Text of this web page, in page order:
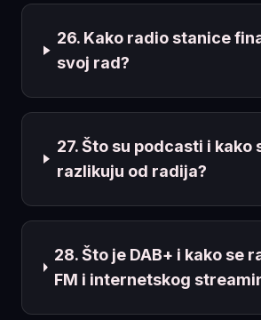
26. Kako radio stanice
svoj rad?
27. Što su podcasti i kako
razlikuju od radija?
28. Što je DAB+ i kako se
FM i internetskog